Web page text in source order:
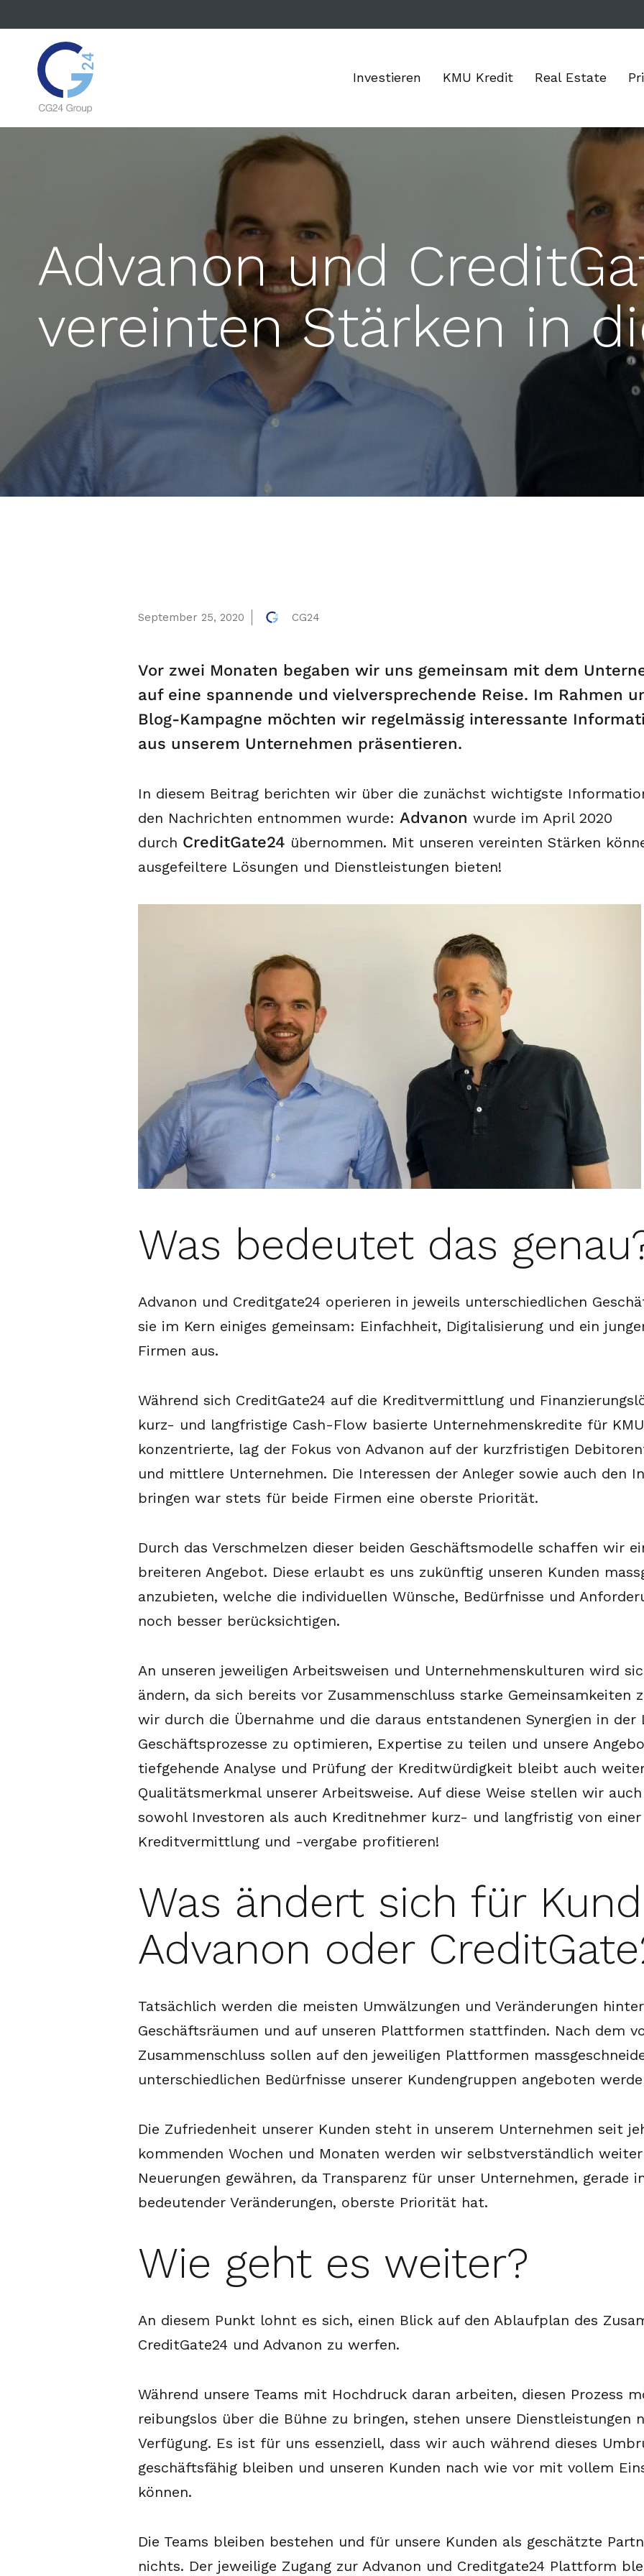
Investieren KMU Kredit Real Estate
Advanon und
vereinten Stärken in
September 25, 2020 CG24
Vor zwei Monaten begaben wir uns gemeinsam mit dem
auf eine spannende und vielversprechende Reise. Im Rahmen
Blog-Kampagne möchten wir regelmässig interessante
aus unserem Unternehmen präsentieren.
In diesem Beitrag berichten wir über die zunächst wichtigste
den Nachrichten entnommen wurde: Advanon wurde im April 2020
durch CreditGate24 übernommen. Mit unseren vereinten Stärken
ausgefeiltere Lösungen und Dienstleistungen bieten!
Was bedeutet das
Advanon und Creditgate24 operieren in jeweils unterschiedlichen
sie im Kern einiges gemeinsam: Einfachheit, Digitalisierung und ein
Firmen aus.
Während sich CreditGate24 auf die Kreditvermittlung und
kurz- und langfristige Cash-Flow basierte Unternehmenskredite für
konzentrierte, lag der Fokus von Advanon auf der kurzfristigen
und mittlere Unternehmen. Die Interessen der Anleger sowie auch den
bringen war stets für beide Firmen eine oberste Priorität.
Durch das Verschmelzen dieser beiden Geschäftsmodelle schaffen wir
breiteren Angebot. Diese erlaubt es uns zukünftig unseren Kunden
anzubieten, welche die individuellen Wünsche, Bedürfnisse und
noch besser berücksichtigen.
An unseren jeweiligen Arbeitsweisen und Unternehmenskulturen wird
ändern, da sich bereits vor Zusammenschluss starke Gemeinsamkeiten
wir durch die Übernahme und die daraus entstandenen Synergien in der
Geschäftsprozesse zu optimieren, Expertise zu teilen und unsere
tiefgehende Analyse und Prüfung der Kreditwürdigkeit bleibt auch
Qualitätsmerkmal unserer Arbeitsweise. Auf diese Weise stellen wir
sowohl Investoren als auch Kreditnehmer kurz- und langfristig von
Kreditvermittlung und -vergabe profitieren!
Was ändert sich für
Advanon oder
Tatsächlich werden die meisten Umwälzungen und Veränderungen
Geschäftsräumen und auf unseren Plattformen stattfinden. Nach dem
Zusammenschluss sollen auf den jeweiligen Plattformen
unterschiedlichen Bedürfnisse unserer Kundengruppen angeboten
Die Zufriedenheit unserer Kunden steht in unserem Unternehmen seit
kommenden Wochen und Monaten werden wir selbstverständlich
Neuerungen gewähren, da Transparenz für unser Unternehmen, gerade
bedeutender Veränderungen, oberste Priorität hat.
Wie geht es weiter?
An diesem Punkt lohnt es sich, einen Blick auf den Ablaufplan des
CreditGate24 und Advanon zu werfen.
Während unsere Teams mit Hochdruck daran arbeiten, diesen Prozess
reibungslos über die Bühne zu bringen, stehen unsere
Verfügung. Es ist für uns essenziell, dass wir auch während dieses
geschäftsfähig bleiben und unseren Kunden nach wie vor mit vollem
können.
Die Teams bleiben bestehen und für unsere Kunden als geschätzte
nichts. Der jeweilige Zugang zur Advanon und Creditgate24 Plattform